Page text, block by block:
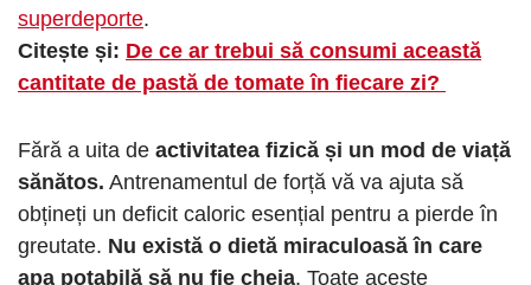
superdeporte.
Citește și: De ce ar trebui să consumi această
cantitate de pastă de tomate în fiecare zi?
Fără a uita de activitatea fizică și un mod de viață
sănătos. Antrenamentul de forță vă va ajuta să
obțineți un deficit caloric esențial pentru a pierde în
greutate. Nu există o dietă miraculoasă în care
apa potabilă să nu fie cheia. Toate aceste